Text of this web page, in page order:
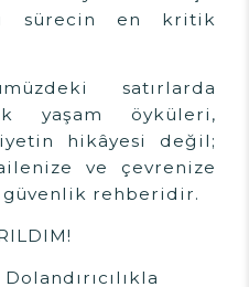
sürecin en kritik
satırlarda
yaşam öyküleri,
hikâyesi değil;
ve çevrenize
güvenlik rehberidir.
Dolandırıcılıkla